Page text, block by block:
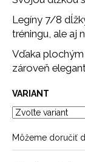
Legíny 7/8
tréningu, ale aj
Vďaka
zároveň
VARIANT
Môžeme doručiť
a
m
e
PINK
7
€